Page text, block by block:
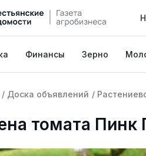
Финансы Зерно
/ Доска объявлений /
томата Пинк